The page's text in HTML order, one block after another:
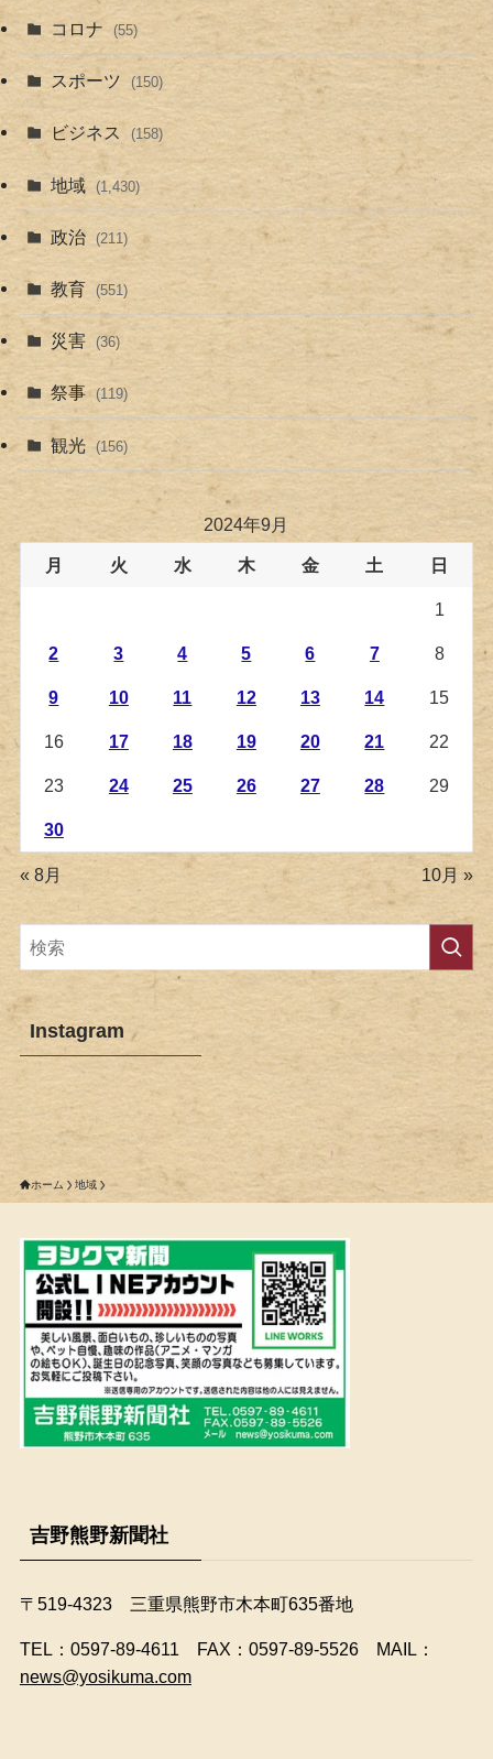
コロナ (55)
スポーツ (150)
ビジネス (158)
地域 (1,430)
政治 (211)
教育 (551)
災害 (36)
祭事 (119)
観光 (156)
2024年9月
月 火 水 木 金 土 日
1
2 3 4 5 6 7 8
9 10 11 12 13 14 15
16 17 18 19 20 21 22
23 24 25 26 27 28 29
30
« 8月 10月 »
Instagram
ホーム 地域
吉野熊野新聞社
〒519-4323 三重県熊野市木本町635番地
​TEL：0597-89-4611 FAX：0597-89-5526 MAIL：
news@yosikuma.com